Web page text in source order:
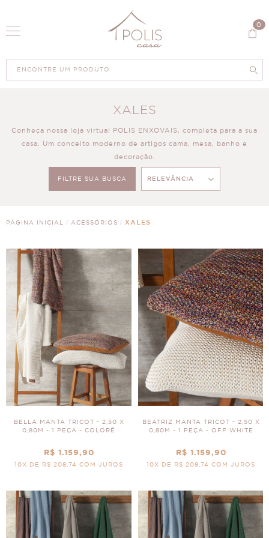
0
XALES
Conheça nossa loja virtual POLIS ENXOVAIS, completa para a sua
casa. Um conceito moderno de artigos cama, mesa, banho e
decoração.
FILTRE SUA BUSCA RELEVÂNCIA
PÁGINA INICIAL ACESSÓRIOS XALES
BELLA MANTA TRICOT - 2,50 X
0,80M - 1 PEÇA - COLORÊ
R$ 1.159,90
10X DE R$ 208,74 COM JUROS
BEATRIZ MANTA TRICOT - 2,50 X
0,80M - 1 PEÇA - OFF WHITE
R$ 1.159,90
10X DE R$ 208,74 COM JUROS